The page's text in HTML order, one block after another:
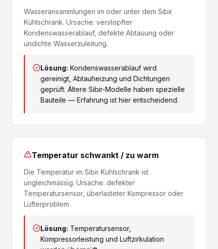
Wasseransammlungen im oder unter dem Sibir
Kühlschrank. Ursache: verstopfter
Kondenswasserablauf, defekte Abtauung oder
undichte Wasserzuleitung.
Lösung: Kondenswasserablauf wird
gereinigt, Abtauheizung und Dichtungen
geprüft. Ältere Sibir-Modelle haben spezielle
Bauteile — Erfahrung ist hier entscheidend.
Temperatur schwankt / zu warm
Die Temperatur im Sibir Kühlschrank ist
ungleichmässig. Ursache: defekter
Temperatursensor, überlasteter Kompressor oder
Lüfterproblem.
Lösung: Temperatursensor,
Kompressorleistung und Luftzirkulation